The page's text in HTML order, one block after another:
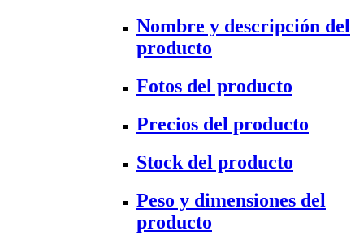
Nombre y descripción del
producto
Fotos del producto
Precios del producto
Stock del producto
Peso y dimensiones del
producto